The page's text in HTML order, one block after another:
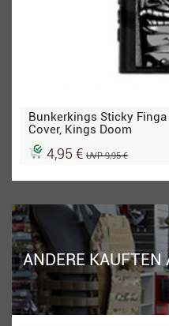
Bunkerkings Sticky
Cover, Kings Doom
4,95 €UVP 9,95 €
ANDERE KAUFTEN